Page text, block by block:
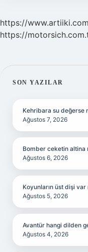
https://
https://
SON YAZILAR
Kehribara su değerse
Ağustos 7, 2026
Bomber ceketin altina
Ağustos 6, 2026
Koyunların üst dişi var
Ağustos 5, 2026
Avantür hangi dilden
Ağustos 4, 2026